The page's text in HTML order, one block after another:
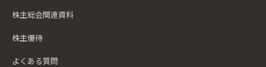
株主総会関連資料
株主優待
よくある質問